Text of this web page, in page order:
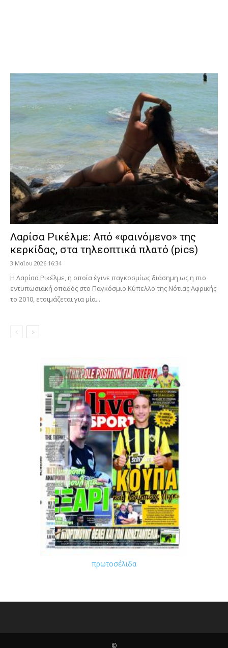
Λαρίσα Ρικέλμε: Από «φαινόμενο» της
κερκίδας, στα τηλεοπτικά πλατό (pics)
3 Μαΐου 2026 16:34
Η Λαρίσα Ρικέλμε, η οποία έγινε παγκοσμίως διάσημη ως η πιο
εντυπωσιακή οπαδός στο Παγκόσμιο Κύπελλο της Νότιας Αφρικής
το 2010, ετοιμάζεται για μία...
πρωτοσέλιδα
©